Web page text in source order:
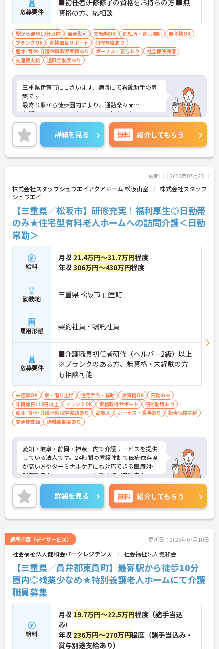
応募要件
■初任者研修修了の資格をお持ちの方 ■無
資格の方、応相談
駅から徒歩10分以内 車通勤可 未経験OK 託児所・育児補助
無資格OK
ブランクOK
資格取得サポート
研修制度あり
産休･育休･介護休暇取得実績あり
ボーナス・賞与あり
社会保険完備
交通費支給
退職金制度あり
三重県伊賀市にございます、病院にて看護助手の募
集です！
最寄り駅から徒歩圏内により、通勤楽々★
年間休日120日のため、お休みも多めです♪
ご興味のある方は、マイナビ介護職までお問い合わ
せください。詳細を見る 無料 紹介してもらう
更新日：2026年07月23日
株式会社スタッフシュウエイアクアホーム 松阪山室
株式会社スタッフ
シュウエイ
【三重県／松阪市】研修充実！福利厚生◎日勤帯
のみ★住宅型有料老人ホームへの訪問介護＜日勤
常勤＞
給料
月収 21.4万円～31.7万円程度
年収306万円～430万円程度
勤務地 三重県 松阪市 山室町
雇用形態 契約社員・嘱託社員
応募要件
■介護職員初任者研修（ヘルパー2級）以上
※ブランクのある方、無資格・未経験の方
も相談可能
未経験OK 寮・借り上げ 住宅手当・補助 無資格OK
日勤のみ
年間休日110日以上
ブランクOK 資格取得サポート
研修制度あり
産休･育休･介護休暇取得実績あり
高収入 ボーナス・賞与あり
社会保険完備
交通費支給
退職金制度あり
愛知・岐阜・静岡・神奈川内で介護サービスを提供
している法人です。24時間の看護体制で医療依存度
が高い方やターミナルケアにも対応できる医療対応
型有料老人ホーム、ユニット型の特別養護老人ホー
ムを運営しています。利用者様とスタッフとの距離
も近く、一人ひとりに寄り添ったケアが実現できま
す。福利厚生も整っており長く安心してご就業でき
る環境です。ご興味ある方には、面接対策ポイント
など、さらに詳細をお話しいたしますのでお気軽に
詳細を見る 無料 紹介してもらう
通所介護（デイサービス） 更新日：2026年07月10日
社会福祉法人健和会パークレジデンス 社会福祉法人健和会
【三重県／員弁郡東員町】最寄駅から徒歩10分
圏内◎残業少なめ★特別養護老人ホームにて介護
職員募集
給料
月収 19.7万円～22.5万円程度（諸手当込
み）
年収 236万円～270万円程度（諸手当込み・
賞与別途支給あり）